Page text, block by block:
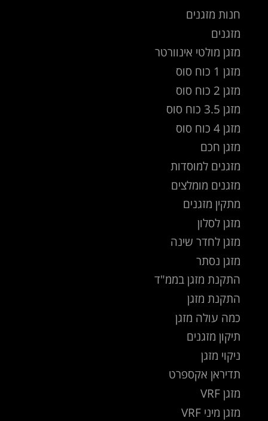
חנות מזגנים
מזגנים
מזגן מולטי אינוורטר
מזגן 1 כוח סוס
מזגן 2 כוח סוס
מזגן 3.5 כוח סוס
מזגן 4 כוח סוס
מזגן חכם
מזגנים למוסדות
מזגנים מומלצים
מתקין מזגנים
מזגן לסלון
מזגן לחדר שינה
מזגן נסתר
התקנת מזגן בממ"ד
התקנת מזגן
כמה עולה מזגן
תיקון מזגנים
ניקוי מזגן
תדיראן אקספרט
מזגן VRF
מזגן מיני VRF